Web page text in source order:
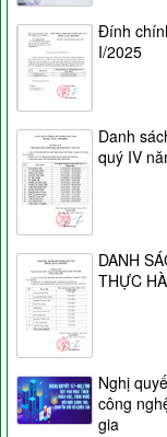
Đính
I/2025
Danh
quý IV
DANH
THỰC
Nghị
công
gia